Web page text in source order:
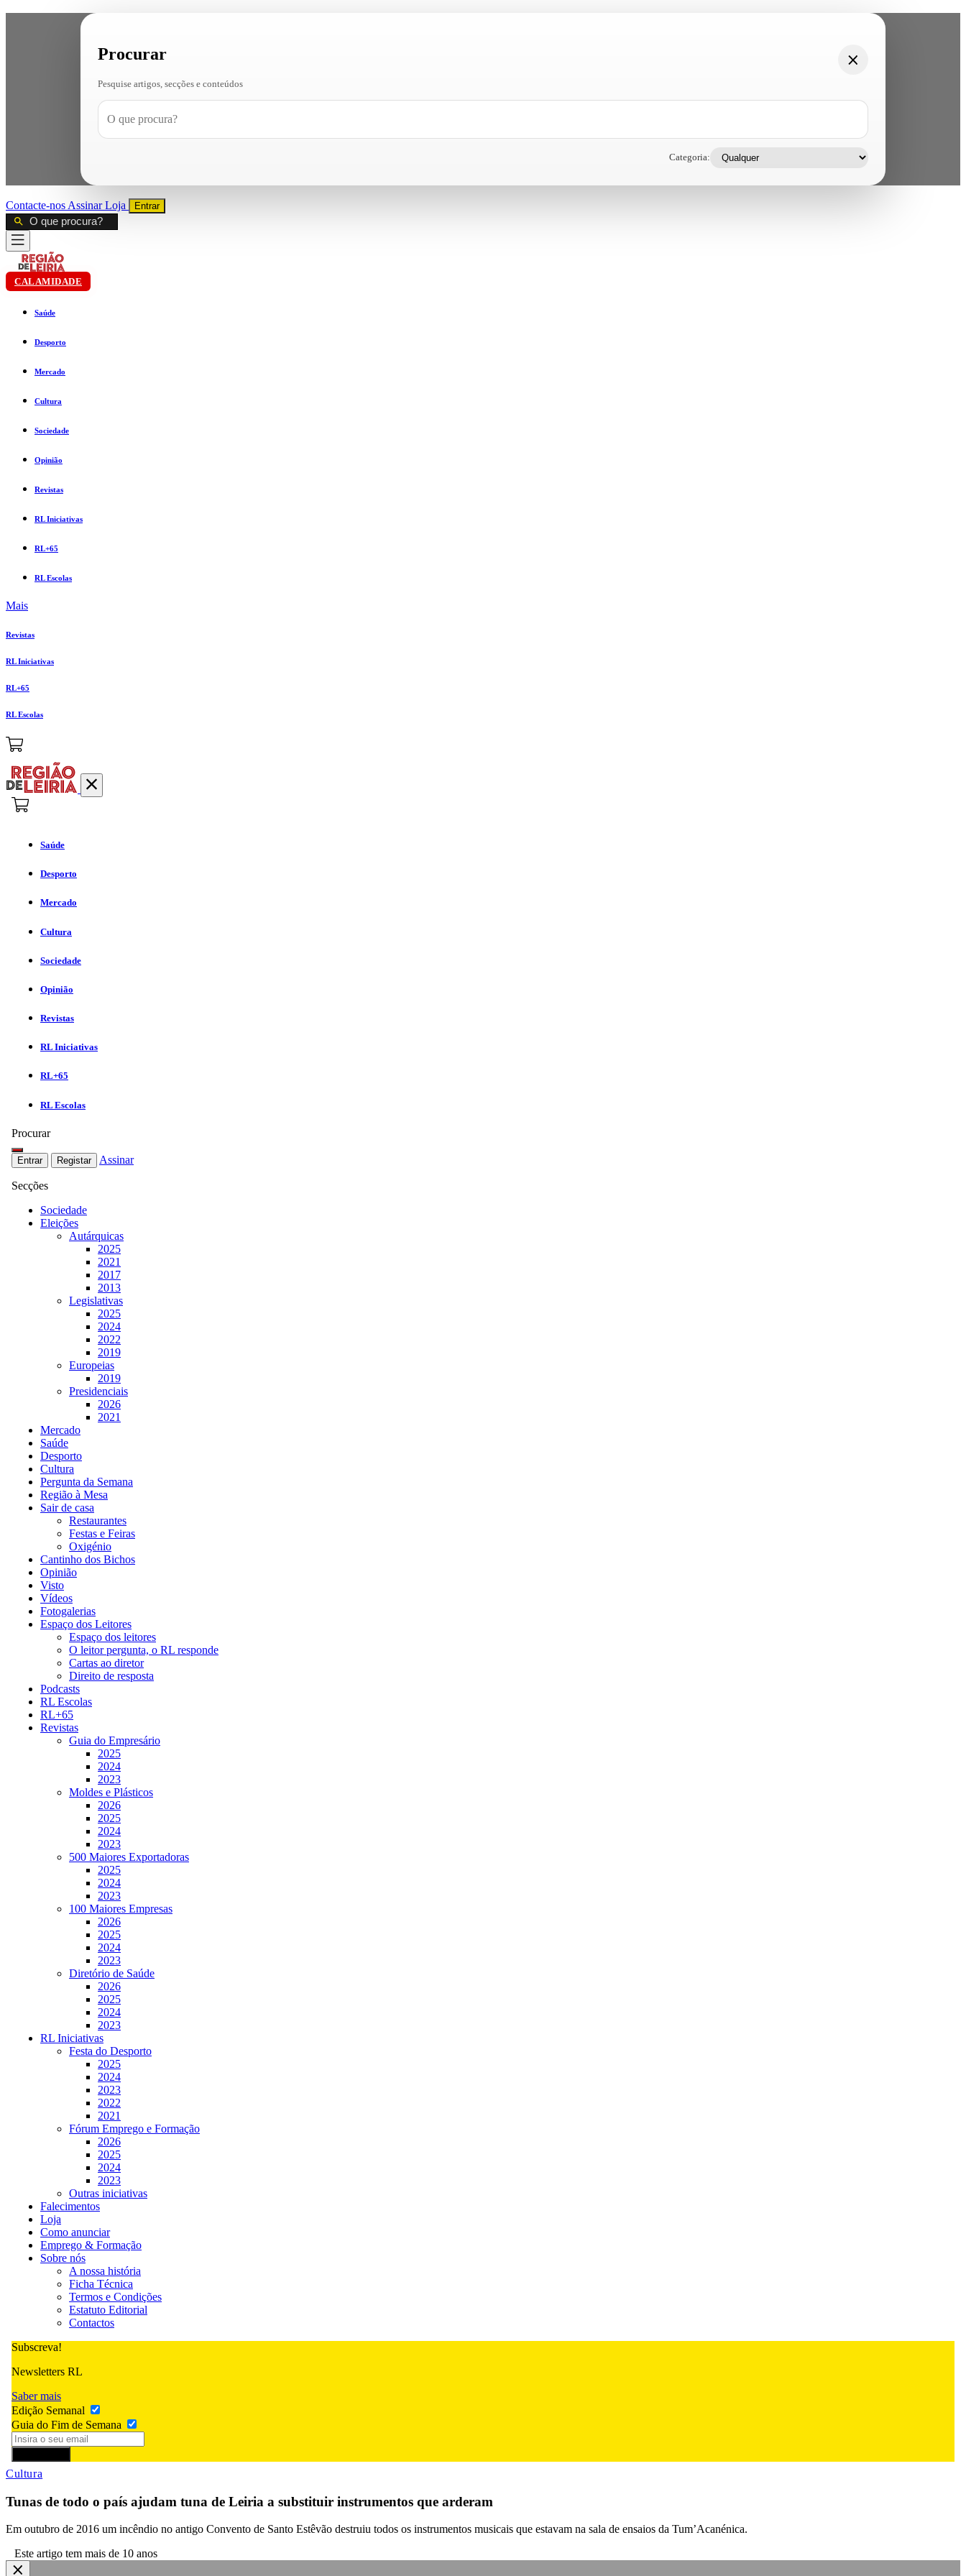
Procurar
Pesquise artigos, secções e conteúdos
Categoria:
Contacte-nos AssinarLoja Entrar
CALAMIDADE
Saúde
Desporto
Mercado
Cultura
Sociedade
Opinião
Revistas
RL Iniciativas
RL+65
RL Escolas
Mais
Revistas
RL Iniciativas
RL+65
RL Escolas
Saúde
Desporto
Mercado
Cultura
Sociedade
Opinião
Revistas
RL Iniciativas
RL+65
RL Escolas
Procurar
Entrar Registar Assinar
Secções
Sociedade
Eleições
Autárquicas
2025
2021
2017
2013
Legislativas
2025
2024
2022
2019
Europeias
2019
Presidenciais
2026
2021
Mercado
Saúde
Desporto
Cultura
Pergunta da Semana
Região à Mesa
Sair de casa
Restaurantes
Festas e Feiras
Oxigénio
Cantinho dos Bichos
Opinião
Visto
Vídeos
Fotogalerias
Espaço dos Leitores
Espaço dos leitores
O leitor pergunta, o RL responde
Cartas ao diretor
Direito de resposta
Podcasts
RL Escolas
RL+65
Revistas
Guia do Empresário
2025
2024
2023
Moldes e Plásticos
2026
2025
2024
2023
500 Maiores Exportadoras
2025
2024
2023
100 Maiores Empresas
2026
2025
2024
2023
Diretório de Saúde
2026
2025
2024
2023
RL Iniciativas
Festa do Desporto
2025
2024
2023
2022
2021
Fórum Emprego e Formação
2026
2025
2024
2023
Outras iniciativas
Falecimentos
Loja
Como anunciar
Emprego & Formação
Sobre nós
A nossa história
Ficha Técnica
Termos e Condições
Estatuto Editorial
Contactos
Subscreva!
Newsletters RL
Saber mais
Edição Semanal
Guia do Fim de Semana
Cultura
Tunas de todo o país ajudam tuna de Leiria a substituir instrumentos que arderam
Em outubro de 2016 um incêndio no antigo Convento de Santo Estêvão destruiu todos os instrumentos musicais que estavam na sala de ensaios da Tum’Acanénica.
Este artigo tem mais de 10 anos